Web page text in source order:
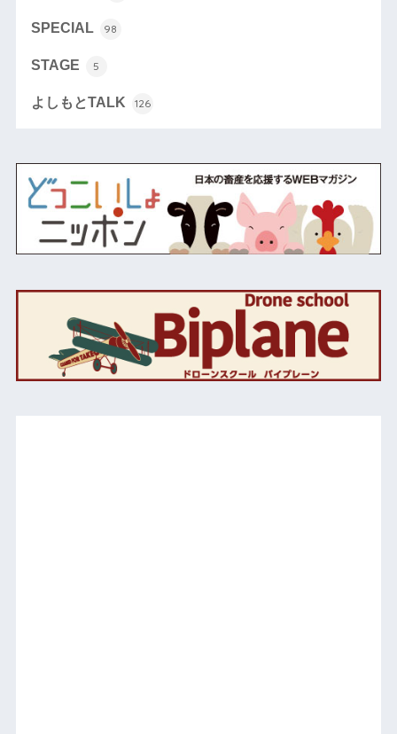
SPECIAL 98
STAGE 5
よしもとTALK 126